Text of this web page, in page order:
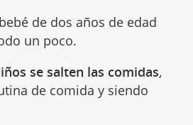
de dos años de edad
un poco.
se salten las comidas,
de comida y siendo